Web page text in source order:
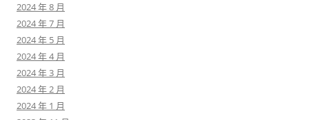
2024 年 8 月
2024 年 7 月
2024 年 5 月
2024 年 4 月
2024 年 3 月
2024 年 2 月
2024 年 1 月